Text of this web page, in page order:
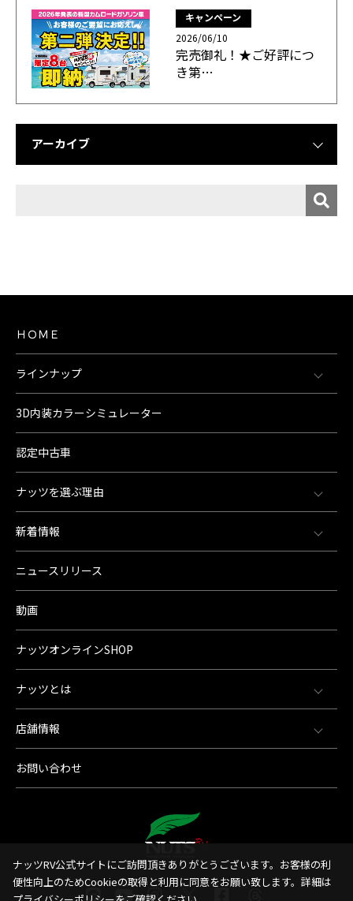
キャンペーン
2026/06/10
完売御礼！★ご好評につ
き第…
アーカイブ
ＨＯＭＥ
ラインナップ
3D内装カラーシミュレーター
認定中古車
ナッツを選ぶ理由
新着情報
ニュースリリース
動画
ナッツオンラインSHOP
ナッツとは
店舗情報
お問い合わせ
ナッツRV公式サイトにご訪問頂きありがとうございます。お客様の利
便性向上のためCookieの取得と利用に同意をお願い致します。詳細は